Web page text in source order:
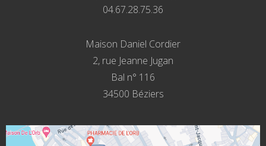
04.67.28.75.36
Maison Daniel Cordier
2, rue Jeanne Jugan
Bal n° 116
34500 Béziers